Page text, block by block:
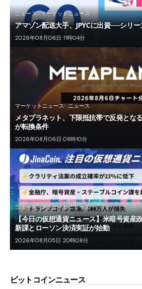
ニュース マーケットニュース
アマゾン配送大手、JPYCに出資──シリ
2026年08月06日 11時04分
マーケットニュース ニュース
メタプラネット、下限抵抗帯で反発とな
が転換条件
2026年08月06日 08時10分
ニュース マーケットニュース
【今日の仮想通貨ニュース】米暗号資
新課とローソン決済実証が始動
2026年08月05日 20時08分
ビットコインニュース